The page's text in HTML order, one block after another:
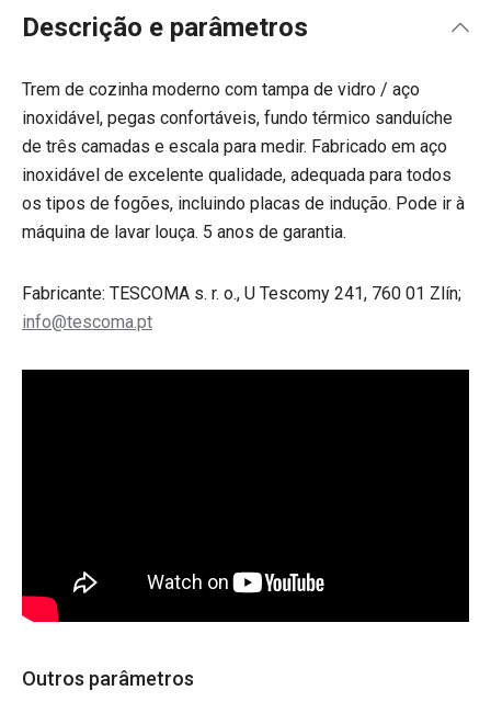
Descrição e parâmetros
Trem de cozinha moderno com tampa de vidro / aço
inoxidável, pegas confortáveis, fundo térmico sanduíche
de três camadas e escala para medir. Fabricado em aço
inoxidável de excelente qualidade, adequada para todos
os tipos de fogões, incluindo placas de indução. Pode ir à
máquina de lavar louça. 5 anos de garantia.
Fabricante: TESCOMA s. r. o., U Tescomy 241, 760 01 Zlín;
info@tescoma.pt
Outros parâmetros